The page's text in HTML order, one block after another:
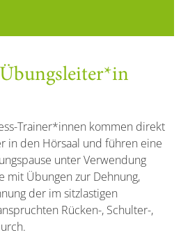
Übungsleiter*in
Trainer*innen kommen direkt
in den Hörsaal und führen eine
unter Verwendung
mit Übungen zur Dehnung,
der im sitzlastigen
Rücken-, Schulter-,